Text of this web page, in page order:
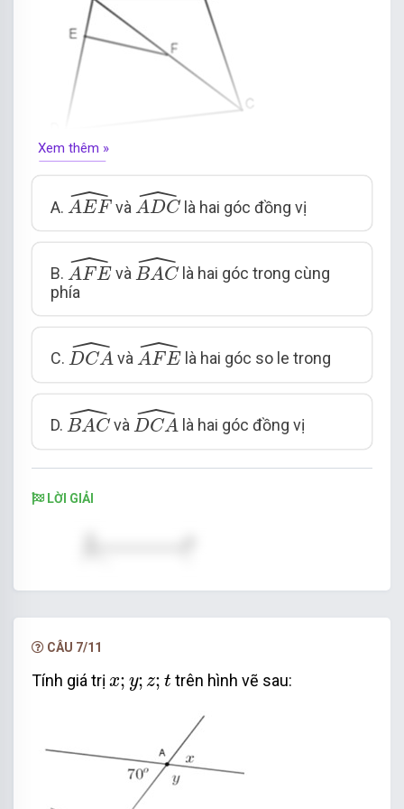
Xem thêm »
A. ˆ
AEF
AEF^
và ˆ
ADC
ADC^
là hai góc đồng vị
B. ˆ
AF E
AFE^
và ˆ
BAC
BAC^
là hai góc trong cùng
phía
C. ˆ
DCA
DCA^
và ˆ
AF E
AFE^
là hai góc so le trong
D. ˆ
BAC
BAC^
và ˆ
DCA
DCA^
là hai góc đồng vị
LỜI GIẢI
CÂU 7/11
Tính giá trị x; y; z; t
x;y;z t trên hình vẽ sau: